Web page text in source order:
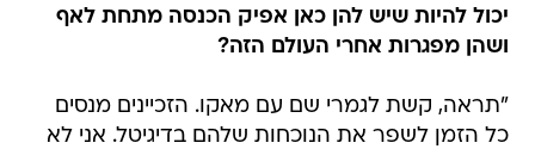
יכול להיות שיש להן כאן אפיק הכנסה מתחת לאף
ושהן מפגרות אחרי העולם הזה?
"תראה, קשת לגמרי שם עם מאקו. הזכיינים מנסים
כל הזמן לשפר את הנוכחות שלהם בדיגיטל. אני לא